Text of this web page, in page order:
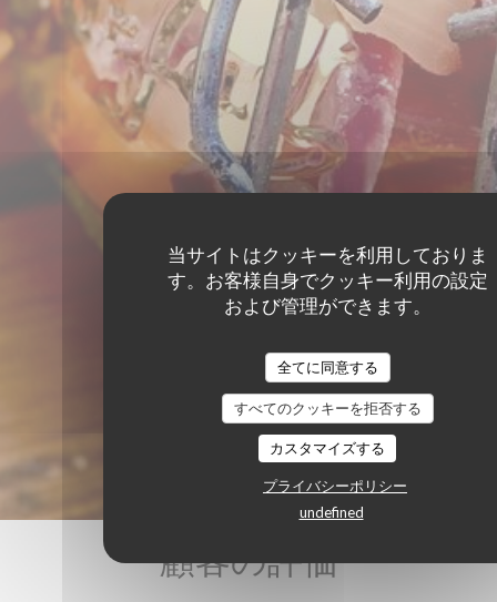
当サイトはクッキーを利用しておりま
す。お客様自身でクッキー利用の設定
および管理ができます。
全てに同意する
すべてのクッキーを拒否する
カスタマイズする
プライバシーポリシー
undefined
顧客の評価